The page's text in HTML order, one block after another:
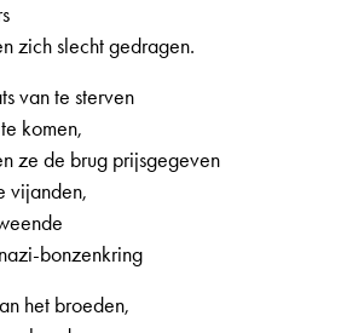
zich slecht gedragen.
van te sterven
komen,
ze de brug prijsgegeven
vijanden,
bonzenkring
het broeden,